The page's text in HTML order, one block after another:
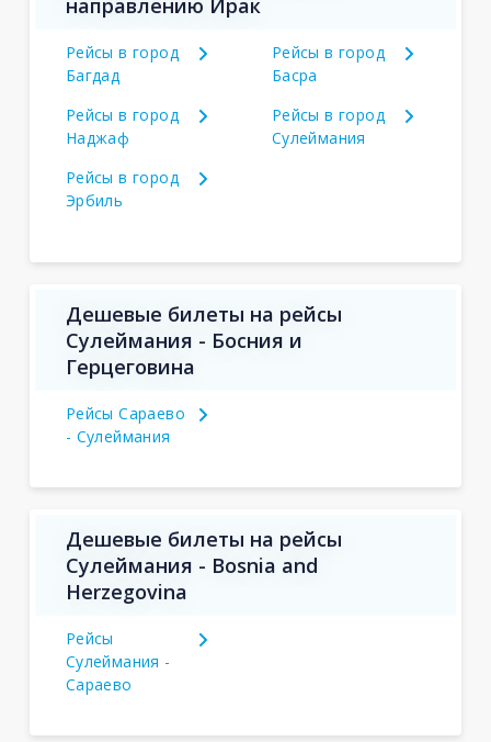
направлению Ирак
Рейсы в город
Багдад
Рейсы в город
Басра
Рейсы в город
Наджаф
Рейсы в город
Сулеймания
Рейсы в город
Эрбиль
Дешевые билеты на рейсы
Сулеймания - Босния и
Герцеговина
Рейсы Сараево
- Сулеймания
Дешевые билеты на рейсы
Сулеймания - Bosnia and
Herzegovina
Рейсы
Сулеймания -
Сараево